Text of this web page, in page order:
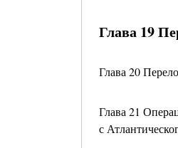
Глава 19
Глава 20
Глава 21
с